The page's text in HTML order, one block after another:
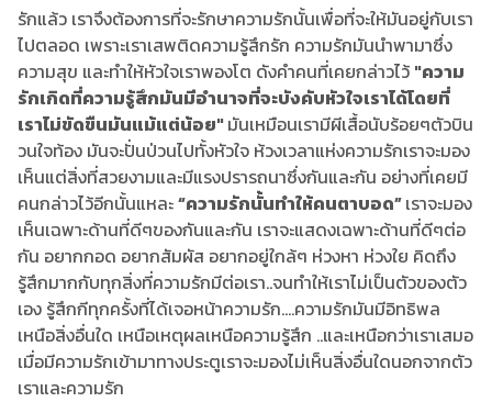
รักแล้ว เราจึงต้องการที่จะรักษาความรักนั้นเพื่อที่จะให้มันอยู่กับเรา
ไปตลอด เพราะเราเสพติดความรู้สึกรัก ความรักมันนำพามาซึ่ง
ความสุข และทำให้หัวใจเราพองโต ดังคำคนที่เคยกล่าวไว้ "ความ
รักเกิดที่ความรู้สึกมันมีอำนาจที่จะบังคับหัวใจเราได้โดยที่
เราไม่ขัดขืนมันแม้แต่น้อย"มันเหมือนเรามีผีเสื้อนับร้อยๆตัวบิน
วนใจท้อง มันจะปั่นป่วนไปทั้งหัวใจ ห้วงเวลาแห่งความรักเราจะมอง
เห็นแต่สิ่งที่สวยงามและมีแรงปรารถนาซึ่งกันและกัน อย่างที่เคยมี
คนกล่าวไว้อีกนั้นแหละ“ความรักนั้นทำให้คนตาบอด”เราจะมอง
เห็นเฉพาะด้านที่ดีๆของกันและกัน เราจะแสดงเฉพาะด้านที่ดีๆต่อ
กัน อยากกอด อยากสัมผัส อยากอยู่ใกล้ๆ ห่วงหา ห่วงใย คิดถึง
รู้สึกมากกับทุกสิ่งที่ความรักมีต่อเรา..จนทำให้เราไม่เป็นตัวของตัว
เอง รู้สึกกีทุกครั้งที่ได้เจอหน้าความรัก....ความรักมันมีอิทธิพล
เหนือสิ่งอื่นใด เหนือเหตุผลเหนือความรู้สึก ..และเหนือกว่าเราเสมอ
เมื่อมีความรักเข้ามาทางประตูเราจะมองไม่เห็นสิ่งอื่นใดนอกจากตัว
เราและความรัก